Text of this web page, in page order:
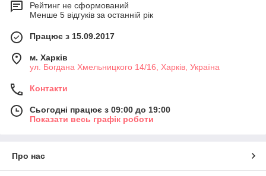
Рейтинг не сформований
Менше 5 відгуків за останній рік
Працює з 15.09.2017
м. Харків
ул. Богдана Хмельницкого 14/16, Харків, Україна
Контакти
Сьогодні працює з 09:00 до 19:00
Показати весь графік роботи
Про нас